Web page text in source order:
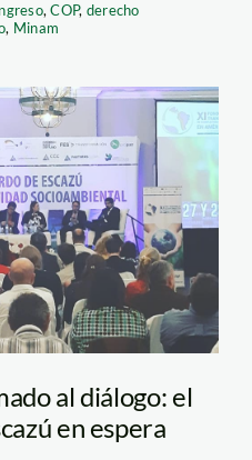
,COP, derecho
, Minam
al diálogo: el
en espera